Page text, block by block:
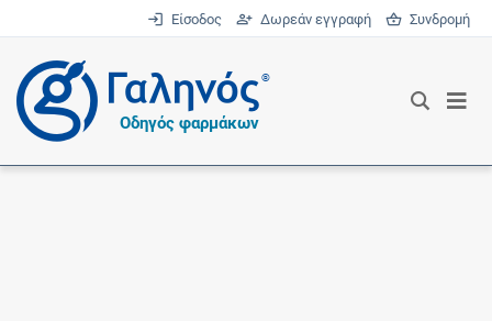
Είσοδος Δωρεάν εγγραφή Συνδρομή
®
Οδηγός φαρμάκων